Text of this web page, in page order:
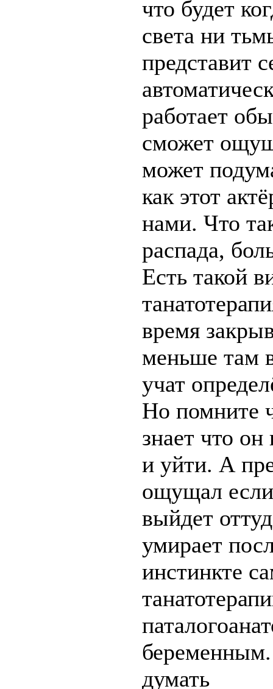
что будет
света ни
представит
работает
сможет
может
как этот
нами. Что
распада,
Есть такой
время
меньше там
учат
Но помните
знает что
и уйти. А
ощущал
выйдет
умирает
инстинкте
думать